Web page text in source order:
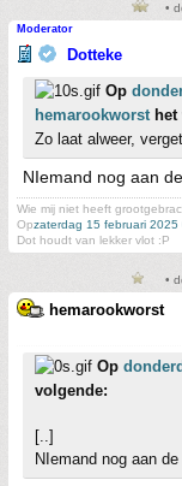
•
Moderator
Dotteke
Op
hemarookworsthet
Zo laat alweer,
NIemand nog aan
Wie mij niet heeft
Opzaterdag 15 februari 2025
Dot houdt van lekker vlot :P
•
hemarookworst
Op
volgende:
[..]
NIemand nog aan